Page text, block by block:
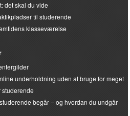
det skal du vide
til studerende
klasseværelse
underholdning uden at bruge for meget
studerende
begår – og hvordan du undgår